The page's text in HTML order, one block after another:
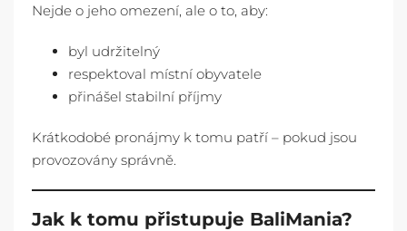
Nejde o jeho omezení, ale o to, aby:
byl udržitelný
respektoval místní obyvatele
přinášel stabilní příjmy
Krátkodobé pronájmy k tomu patří – pokud jsou
provozovány správně.
Jak k tomu přistupuje BaliMania?